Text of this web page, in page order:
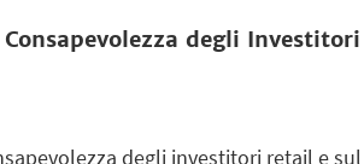
degli
degli investitori retail e